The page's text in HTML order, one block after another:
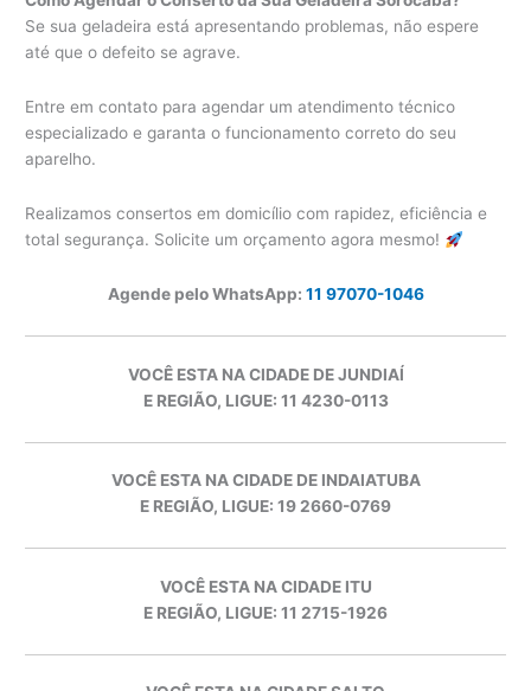
Se sua geladeira está apresentando problemas, não espere
até que o defeito se agrave.
Entre em contato para agendar um atendimento técnico
especializado e garanta o funcionamento correto do seu
aparelho.
Realizamos consertos em domicílio com rapidez, eficiência e
total segurança. Solicite um orçamento agora mesmo!
Agende pelo WhatsApp: 11 97070-1046
VOCÊ ESTA NA CIDADE DE JUNDIAÍ
E REGIÃO, LIGUE: 11 4230-0113
VOCÊ ESTA NA CIDADE DE INDAIATUBA
E REGIÃO, LIGUE: 19 2660-0769
VOCÊ ESTA NA CIDADE ITU
E REGIÃO, LIGUE: 11 2715-1926